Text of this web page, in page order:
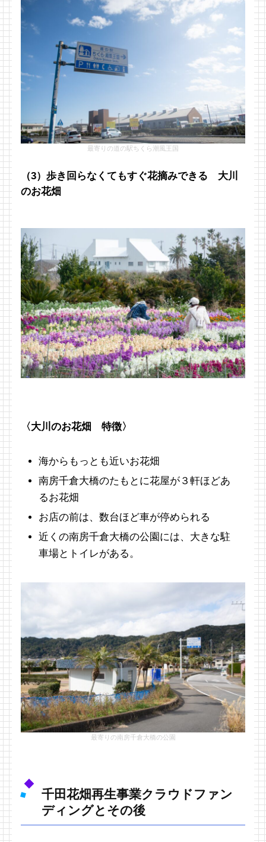
最寄りの道の駅ちくら潮風王国
（3）歩き回らなくてもすぐ花摘みできる 大川
のお花畑
〈大川のお花畑 特徴〉
海からもっとも近いお花畑
南房千倉大橋のたもとに花屋が３軒ほどあ
るお花畑
お店の前は、数台ほど車が停められる
近くの南房千倉大橋の公園には、大きな駐
車場とトイレがある。
最寄りの南房千倉大橋の公園
千田花畑再生事業クラウドファン
ディングとその後